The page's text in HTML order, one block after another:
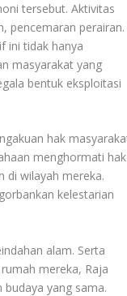
tersebut. Aktivitas
pencemaran perairan.
ini tidak hanya
masyarakat yang
bentuk eksploitasi
hak
menghormati hak
di wilayah mereka.
kelestarian
alam. Serta
mereka, Raja
yang sama.